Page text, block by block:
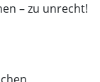
– zu unrecht!